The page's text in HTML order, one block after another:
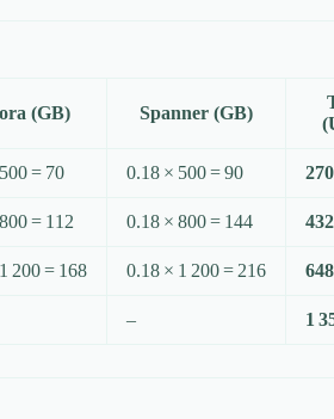
(GB) Spanner (GB)
= 70 0.18 × 500 = 90 270
= 112 0.18 × 800 = 144 432
200 = 168 0.18 × 1 200 = 216 648
–
1